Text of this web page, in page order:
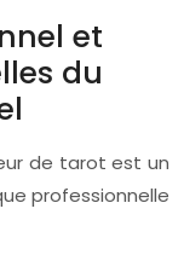
et
du
de tarot est un
professionnelle